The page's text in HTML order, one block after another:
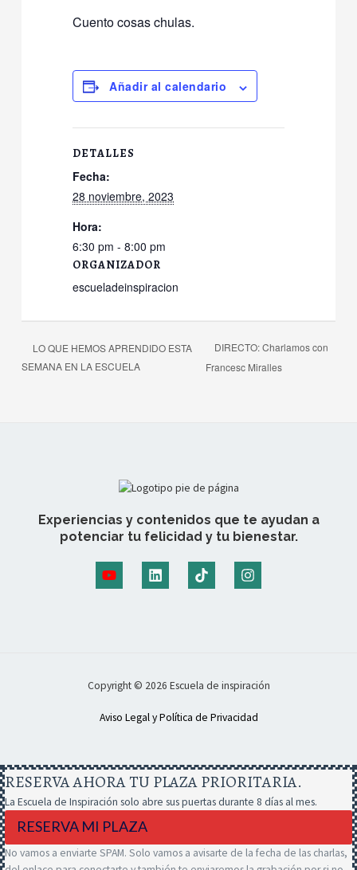
Cuento cosas chulas.
Añadir al calendario
DETALLES
Fecha:
28 noviembre, 2023
Hora:
6:30 pm - 8:00 pm
ORGANIZADOR
escueladeinspiracion
LO QUE HEMOS APRENDIDO ESTA
SEMANA EN LA ESCUELA
DIRECTO: Charlamos con
Francesc Miralles
Experiencias y contenidos que te ayudan a
potenciar tu felicidad y tu bienestar.
Copyright © 2026 Escuela de inspiración
Aviso Legal y Política de Privacidad
RESERVA AHORA TU PLAZA PRIORITARIA.
La Escuela de Inspiración solo abre sus puertas durante 8 días al mes.
RESERVA MI PLAZA
No vamos a enviarte SPAM. Solo vamos a avisarte de la fecha de las charlas,